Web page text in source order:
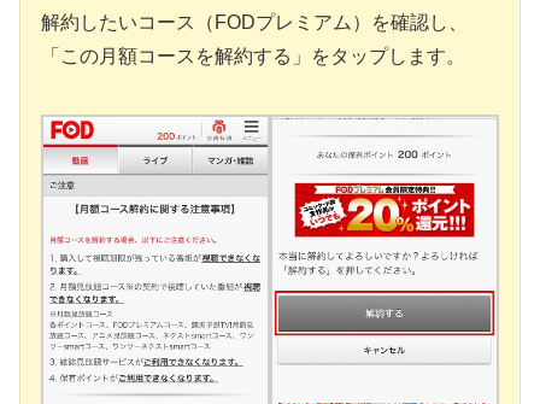
解約したいコース（FODプレミアム）を確認し、
「この月額コースを解約する」をタップします。